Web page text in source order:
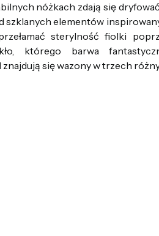
nóżkach zdają się
szklanych elementów
sterylność fiolki
którego barwa
znajdują się wazony w trzech